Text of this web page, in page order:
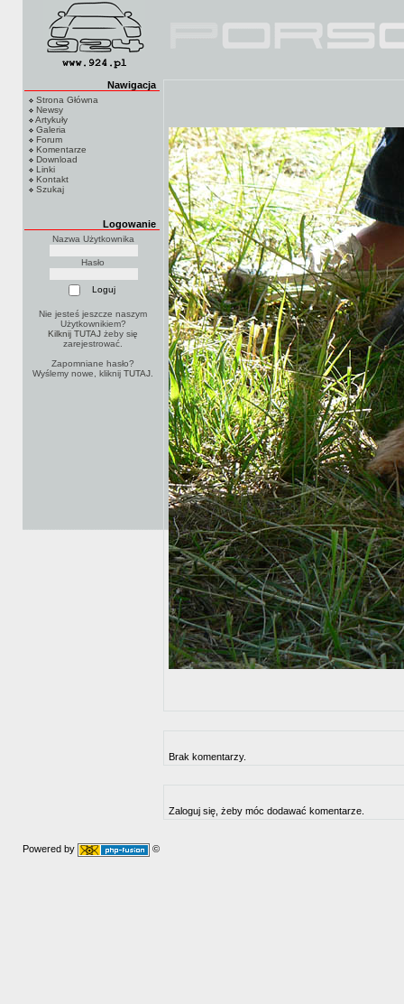
Nawigacja
Strona Główna
Newsy
Artykuły
Galeria
Forum
Komentarze
Download
Linki
Kontakt
Szukaj
Logowanie
Nazwa Użytkownika
Hasło
Nie jesteś jeszcze naszym
Użytkownikiem?
Kilknij TUTAJ żeby się
zarejestrować.
Zapomniane hasło?
Wyślemy nowe, kliknijTUTAJ
Brak komentarzy.
Zaloguj się, żeby móc dodawać komentarze.
Powered by ©